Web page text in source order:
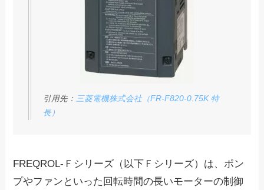
引用先： 三菱電機株式会社（FR-F820-0.75K 特
長）
FREQROL-Ｆシリーズ（以下Ｆシリーズ）は、ポン
プやファンといった 回転時間の長いモーターの制御